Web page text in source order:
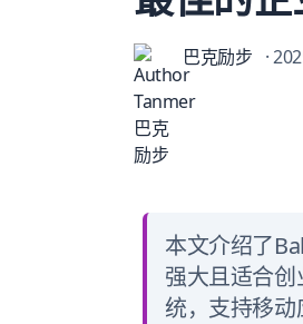
巴克励步 ·
本文介绍了
强大且适合
统，支持移动